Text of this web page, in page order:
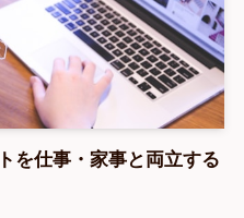
を仕事・家事と両立する